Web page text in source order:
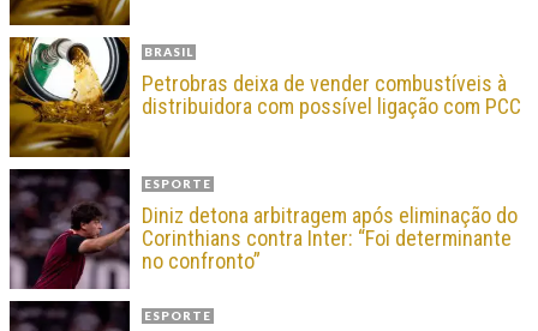
BRASIL
Petrobras deixa de vender combustíveis à
distribuidora com possível ligação com PCC
ESPORTE
Diniz detona arbitragem após eliminação do
Corinthians contra Inter: “Foi determinante
no confronto”
ESPORTE